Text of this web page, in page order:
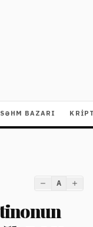
SƏHM BAZARI
A